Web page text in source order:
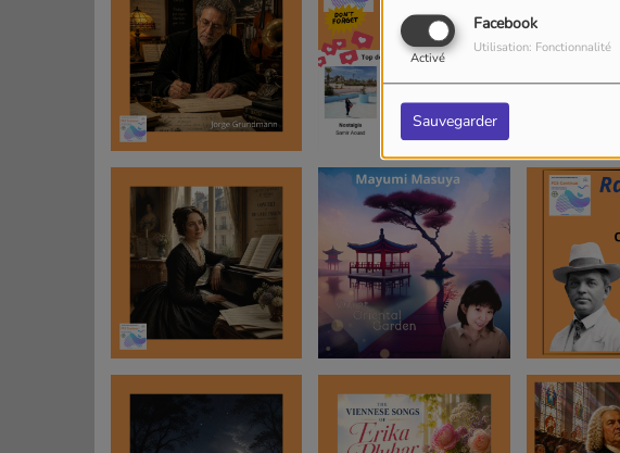
Facebook
Activé
Utilisation: Fonctionnalité
Sauvegarder